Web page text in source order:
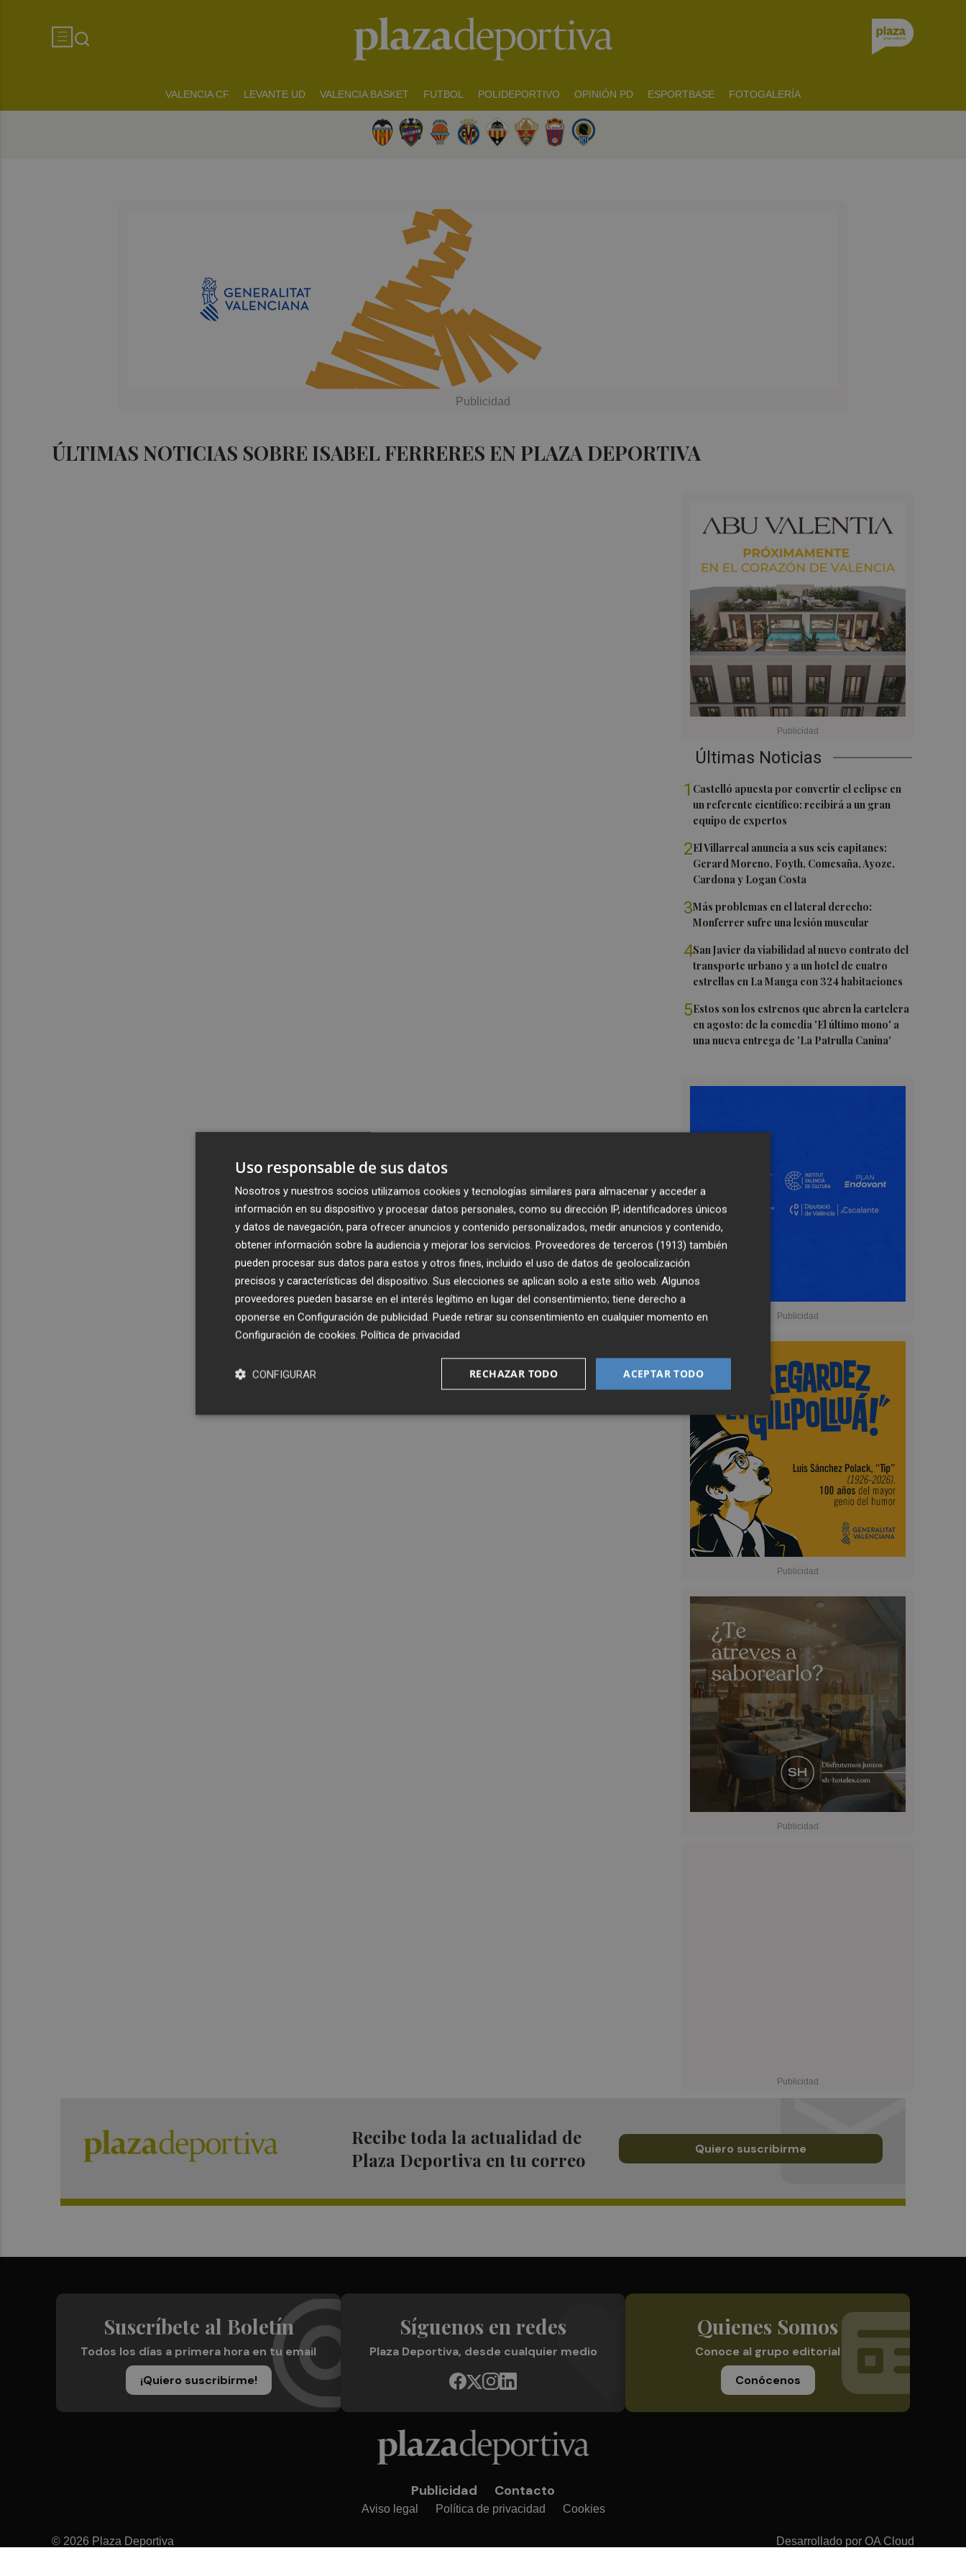
VALENCIA CF LEVANTE UD VALENCIA BASKET FUTBOL POLIDEPORTIVO OPINIÓN PD ESPORTBASE FOTOGALERÍA
ÚLTIMAS NOTICIAS SOBRE ISABEL FERRERES EN PLAZA DEPORTIVA
Últimas Noticias
1 Castelló apuesta por convertir el eclipse en
un referente científico: recibirá a un gran
equipo de expertos
2El Villarreal anuncia a sus seis capitanes:
Gerard Moreno, Foyth, Comesaña, Ayoze,
Cardona y Logan Costa
3Más problemas en el lateral derecho:
Monferrer sufre una lesión muscular
4San Javier da viabilidad al nuevo contrato del
transporte urbano y a un hotel de cuatro
estrellas en La Manga con 324 habitaciones
5Estos son los estrenos que abren la cartelera
en agosto: de la comedia 'El último mono' a
una nueva entrega de 'La Patrulla Canina'
Recibe toda la actualidad de
Plaza Deportiva en tu correo
Quiero suscribirme
Suscríbete al Boletín
Todos los días a primera hora en tu email
¡Quiero suscribirme!
Síguenos en redes
Plaza Deportiva, desde cualquier medio
Quienes Somos
Conoce al grupo editorial
Conócenos
Publicidad Contacto
Aviso legal Política de privacidad Cookies
© 2026 Plaza Deportiva Desarrollado por OA Cloud
Uso responsable de sus datos
Nosotros y nuestros socios utilizamos cookies y tecnologías similares para almacenar y acceder a
información en su dispositivo y procesar datos personales, como su dirección IP, identificadores únicos
y datos de navegación, para ofrecer anuncios y contenido personalizados, medir anuncios y contenido,
obtener información sobre la audiencia y mejorar los servicios. Proveedores de terceros (1913) también
pueden procesar sus datos para estos y otros fines, incluido el uso de datos de geolocalización
precisos y características del dispositivo. Sus elecciones se aplican solo a este sitio web. Algunos
proveedores pueden basarse en el interés legítimo en lugar del consentimiento; tiene derecho a
oponerse en Configuración de publicidad. Puede retirar su consentimiento en cualquier momento en
Configuración de cookies. Política de privacidad
ACEPTAR TODO
RECHAZAR TODO
CONFIGURAR